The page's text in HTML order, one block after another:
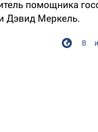
помощника
Дэвид Меркель.